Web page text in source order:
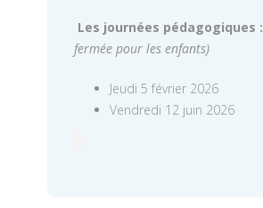
Les journées pédagogiques :
fermée pour les enfants)
Jeudi 5 février 2026
Vendredi 12 juin 2026